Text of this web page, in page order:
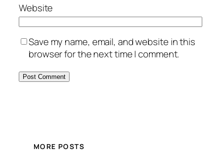
Website
Save my name, email, and website in this
browser for the next time I comment.
MORE POSTS